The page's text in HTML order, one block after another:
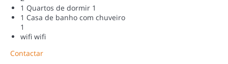
1 Quartos de dormir 1
1 Casa de banho com chuveiro
1
wifi wifi
Contactar